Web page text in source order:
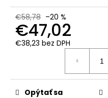
€58,78 –20 %
€47,02
€38,23 bez DPH
Opýtať sa